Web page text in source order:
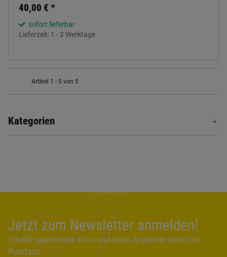
40,00 € *
sofort lieferbar
Lieferzeit: 1 - 2 Werktage
Artikel 1 - 5 von 5
Kategorien
Jetzt zum Newsletter anmelden!
Erhalte spannende Infos und neue Angebote direkt ins
Postfach